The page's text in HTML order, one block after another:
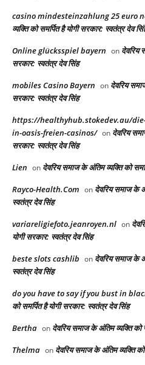
casino mindesteinzahlung 25 euro
व्यक्ति को समर्पित है योगी सरकार: स्वतंत्र देव
Online glücksspiel bayern on देवरिय
सरकार: स्वतंत्र देव सिंह
mobiles Casino Bayern on देवरिय
सरकार: स्वतंत्र देव सिंह
https://healthyhub.stokedev.au/
in-oasis-freien-casinos/ on देवरिय
सरकार: स्वतंत्र देव सिंह
Lien on देवरिय समाज के अंतिम व्यक्ति को
Rayco-Health.Com on देवरिय समाज के
स्वतंत्र देव सिंह
variareligiefoto.jeanroyen.nl on
योगी सरकार: स्वतंत्र देव सिंह
beste slots cashlib on देवरिय समाज के
स्वतंत्र देव सिंह
do you have to say if you bust in
को समर्पित है योगी सरकार: स्वतंत्र देव सिंह
Bertha on देवरिय समाज के अंतिम व्यक्ति को
Thelma on देवरिय समाज के अंतिम व्यक्ति